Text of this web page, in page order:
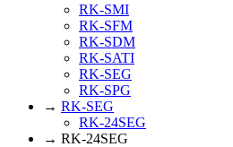
RK-SMI
RK-SFM
RK-SDM
RK-SATI
RK-SEG
RK-SPG
→ RK-SEG
RK-24SEG
→ RK-24SEG